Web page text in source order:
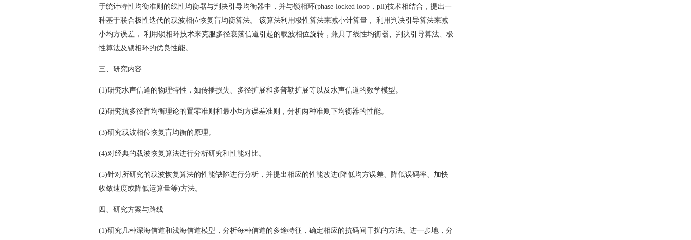
于统计特性均衡准则的线性均衡器与判决引导均衡器中，并与锁相环(phase-locked loop，pll)技术相结合，提出一
种基于联合极性迭代的载波相位恢复盲均衡算法。 该算法利用极性算法来减小计算量， 利用判决引导算法来减
小均方误差， 利用锁相环技术来克服多径衰落信道引起的载波相位旋转，兼具了线性均衡器、判决引导算法、极
性算法及锁相环的优良性能。
三、研究内容
(1)研究水声信道的物理特性，如传播损失、多径扩展和多普勒扩展等以及水声信道的数学模型。
(2)研究抗多径盲均衡理论的置零准则和最小均方误差准则，分析两种准则下均衡器的性能。
(3)研究载波相位恢复盲均衡的原理。
(4)对经典的载波恢复算法进行分析研究和性能对比。
(5)针对所研究的载波恢复算法的性能缺陷进行分析，并提出相应的性能改进(降低均方误差、降低误码率、加快
收敛速度或降低运算量等)方法。
四、研究方案与路线
(1)研究几种深海信道和浅海信道模型，分析每种信道的多途特征，确定相应的抗码间干扰的方法。进一步地，分